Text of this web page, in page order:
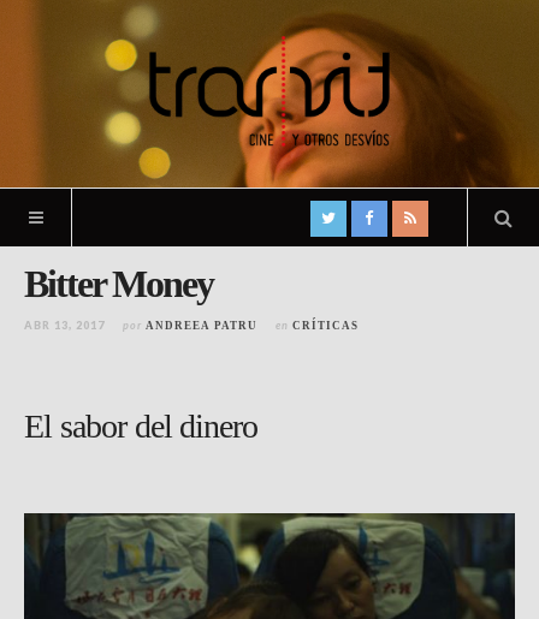
Bitter Money
ABR 13, 2017 por ANDREEA PATRU en CRÍTICAS
El sabor del dinero